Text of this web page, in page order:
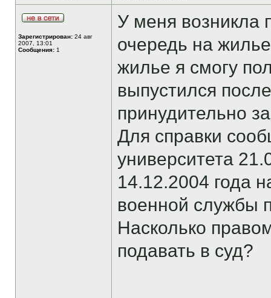
Зарегистрирован: 24 авг
2007, 13:01
Сообщения: 1
У меня возникла
очередь на
жилье я смогу
выпустился
принудительно
Для справки
университета
14.12.2004 года
военной службы
Насколько
подавать в суд?